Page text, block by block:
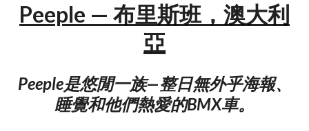
Peeple — 布里斯班，澳大利
亞
Peeple是悠閒一族—整日無外乎海報、
睡覺和他們熱愛的BMX車。